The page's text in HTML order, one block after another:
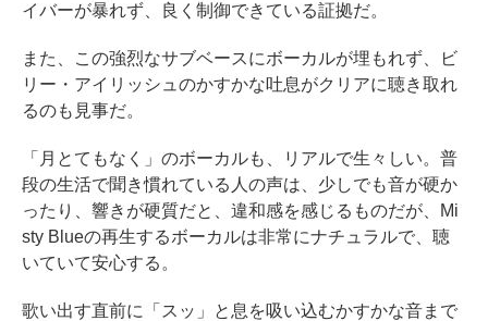
イバーが暴れず、良く制御できている証拠だ。
また、この強烈なサブベースにボーカルが埋もれず、ビ
リー・アイリッシュのかすかな吐息がクリアに聴き取れ
るのも見事だ。
「月とてもなく」のボーカルも、リアルで生々しい。普
段の生活で聞き慣れている人の声は、少しでも音が硬か
ったり、響きが硬質だと、違和感を感じるものだが、Mi
sty Blueの再生するボーカルは非常にナチュラルで、聴
いていて安心する。
歌い出す直前に「スッ」と息を吸い込むかすかな音まで